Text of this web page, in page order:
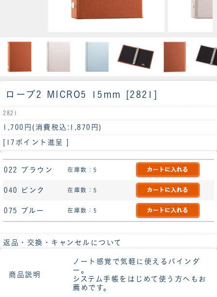
ローブ2 MICRO5 15mm [2821]
2821
1,700円 (消費税込:1,870円)
[17ポイント進呈 ]
022 ブラウン 在庫数：5
040 ピンク 在庫数：5
075 ブルー 在庫数：5
返品・交換・キャンセルについて
商品説明
ノート感覚で気軽に使えるバインダ
ー。
システム手帳をはじめて使う方へもお
薦めです。